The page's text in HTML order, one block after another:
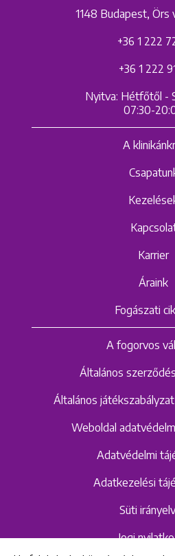
1148 Budapest, Örs
+36 1 222
+36 1 222
Nyitva: Hétfőtől -
07:30-
A
Karrier
Áraink
Fogászati
A fogorvos
Általános
Általános
Weboldal
Adatvédelmi
Adatkezelési
Süti
Jogi